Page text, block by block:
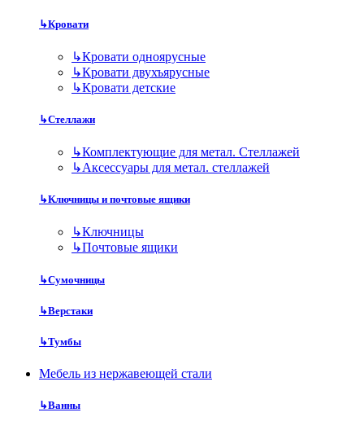
↳Кровати
↳Кровати одноярусные
↳Кровати двухъярусные
↳Кровати детские
↳Стеллажи
↳Комплектующие для метал. Стеллажей
↳Аксессуары для метал. стеллажей
↳Ключницы и почтовые ящики
↳Ключницы
↳Почтовые ящики
↳Сумочницы
↳Верстаки
↳Тумбы
Мебель из нержавеющей стали
↳Ванны